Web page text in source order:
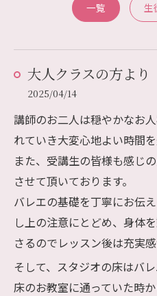
一覧 生
大人クラスの方より
2025/04/14
講師のお二人は穏やかなお
れていき大変心地よい時間を
また、受講生の皆様も感じ
させて頂いております。
バレエの基礎を丁寧にお伝
し上の注意にとどめ、身体
さるのでレッスン後は充実感
そして、スタジオの床はバ
床のお教室に通っていた時